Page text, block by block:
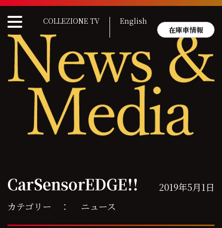
Skip
content
COLLEZIONE TV
English
在庫車情報
CarSensorEDGE!!
カテゴリー ： ニュース
2019年5月1日